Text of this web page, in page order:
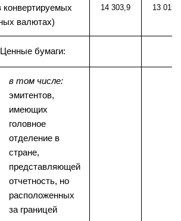
конвертируемых
валютах)
14 303,9 13
бумаги:
в том числе:
эмитентов,
имеющих
головное
отделение в
стране,
представляющей
отчетность, но
расположенных
за границей